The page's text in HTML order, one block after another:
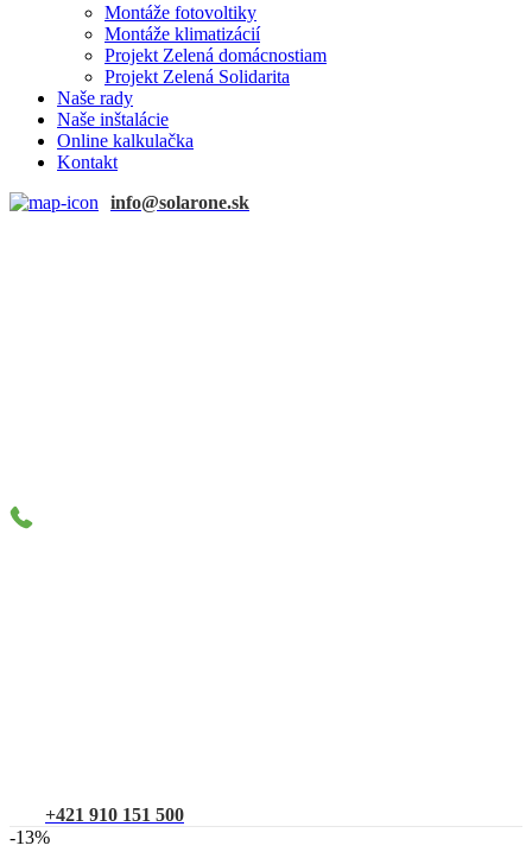
Montáže fotovoltiky
Montáže klimatizácií
Projekt Zelená domácnostiam
Projekt Zelená Solidarita
Naše rady
Naše inštalácie
Online kalkulačka
Kontakt
info@solarone.sk
+421 910 151 500
-13%